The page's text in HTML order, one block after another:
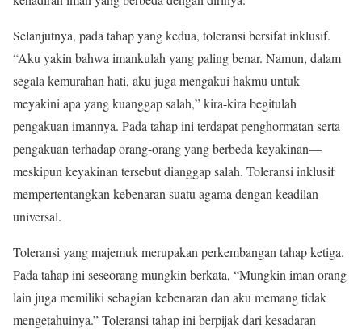
Selanjutnya, pada tahap yang kedua, toleransi bersifat inklusif.
“Aku yakin bahwa imankulah yang paling benar. Namun, dalam
segala kemurahan hati, aku juga mengakui hakmu untuk
meyakini apa yang kuanggap salah,” kira-kira begitulah
pengakuan imannya. Pada tahap ini terdapat penghormatan serta
pengakuan terhadap orang-orang yang berbeda keyakinan—
meskipun keyakinan tersebut dianggap salah. Toleransi inklusif
mempertentangkan kebenaran suatu agama dengan keadilan
universal.
Toleransi yang majemuk merupakan perkembangan tahap ketiga.
Pada tahap ini seseorang mungkin berkata, “Mungkin iman orang
lain juga memiliki sebagian kebenaran dan aku memang tidak
mengetahuinya.” Toleransi tahap ini berpijak dari kesadaran